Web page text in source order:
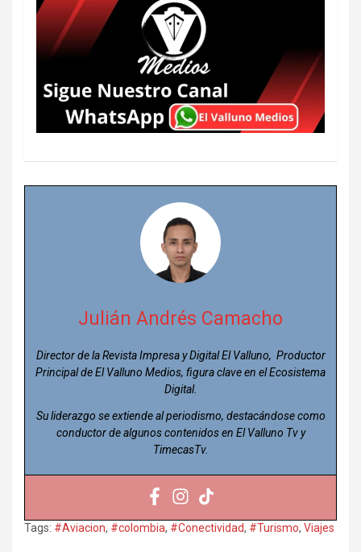
Julián Andrés Camacho
Director de la Revista Impresa y Digital El Valluno, Productor
Principal de El Valluno Medios, figura clave en el Ecosistema
Digital.
Su liderazgo se extiende al periodismo, destacándose como
conductor de algunos contenidos en El Valluno Tv y
TimecasTv.
Tags: #Aviacion, #colombia, #Conectividad, #Turismo, Viajes